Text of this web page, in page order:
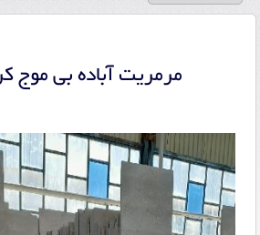
مرمریت آباده بی موج